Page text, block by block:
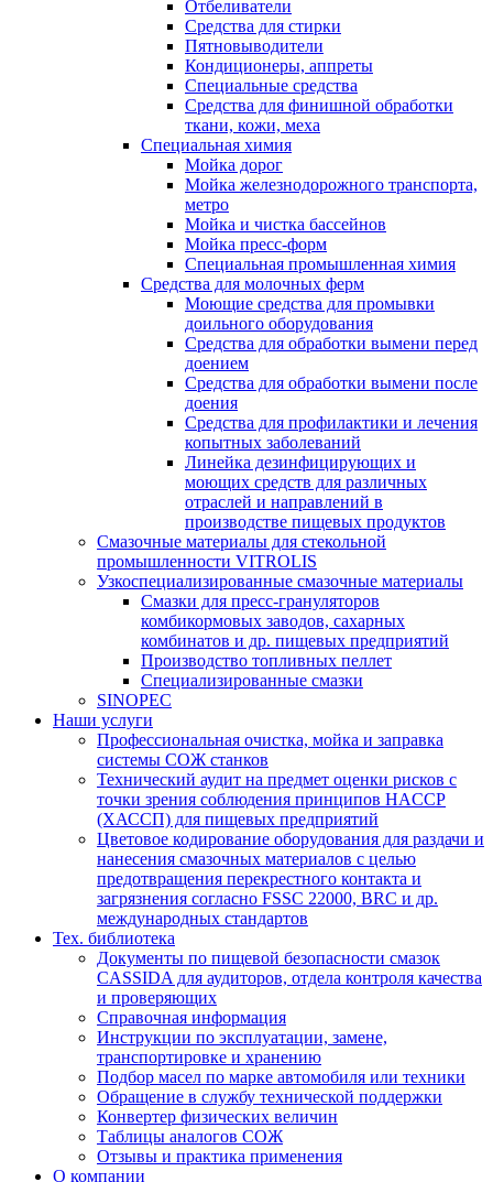
Отбеливатели
Средства для стирки
Пятновыводители
Кондиционеры, аппреты
Специальные средства
Средства для финишной обработки
ткани, кожи, меха
Специальная химия
Мойка дорог
Мойка железнодорожного транспорта,
метро
Мойка и чистка бассейнов
Мойка пресс-форм
Специальная промышленная химия
Средства для молочных ферм
Моющие средства для промывки
доильного оборудования
Средства для обработки вымени перед
доением
Средства для обработки вымени после
доения
Средства для профилактики и лечения
копытных заболеваний
Линейка дезинфицирующих и
моющих средств для различных
отраслей и направлений в
производстве пищевых продуктов
Смазочные материалы для стекольной
промышленности VITROLIS
Узкоспециализированные смазочные материалы
Смазки для пресс-грануляторов
комбикормовых заводов, сахарных
комбинатов и др. пищевых предприятий
Производство топливных пеллет
Специализированные смазки
SINOPEC
Наши услуги
Профессиональная очистка, мойка и заправка
системы СОЖ станков
Технический аудит на предмет оценки рисков с
точки зрения соблюдения принципов HACCP
(ХАССП) для пищевых предприятий
Цветовое кодирование оборудования для раздачи и
нанесения смазочных материалов с целью
предотвращения перекрестного контакта и
загрязнения согласно FSSC 22000, BRC и др.
международных стандартов
Тех. библиотека
Документы по пищевой безопасности смазок
CASSIDA для аудиторов, отдела контроля качества
и проверяющих
Справочная информация
Инструкции по эксплуатации, замене,
транспортировке и хранению
Подбор масел по марке автомобиля или техники
Обращение в службу технической поддержки
Конвертер физических величин
Таблицы аналогов СОЖ
Отзывы и практика применения
О компании